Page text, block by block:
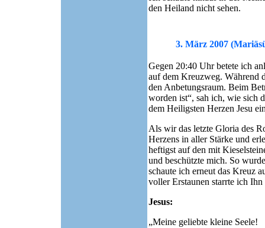
den Heiland nicht sehen.
3. März 2007
Gegen 20:40 Uhr betete ich
auf dem Kreuzweg. Während
den Anbetungsraum. Beim
worden ist“, sah ich, wie sich
dem Heiligsten Herzen Jesu
Als wir das letzte Gloria des
Herzens in aller Stärke und
heftigst auf den mit
und beschützte mich. So
schaute ich erneut das Kreuz
voller Erstaunen starrte ich
Jesus:
„Meine geliebte kleine Seele!